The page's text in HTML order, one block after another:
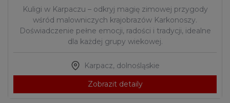
Kuligi w Karpaczu – odkryj magię zimowej przygody
wśród malowniczych krajobrazów Karkonoszy.
Doświadczenie pełne emocji, radości i tradycji, idealne
dla każdej grupy wiekowej.
Karpacz, dolnośląskie
Zobrazit detaily